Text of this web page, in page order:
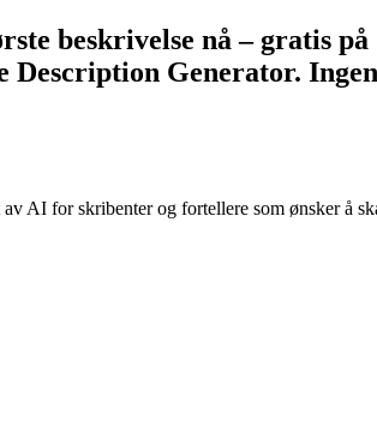
beskrivelse nå – gratis
Description Generator.
AI for skribenter og fortellere som ønsker å